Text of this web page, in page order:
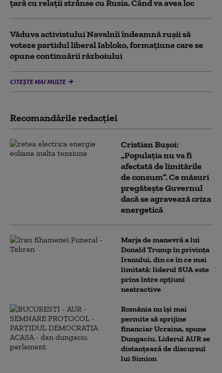
țară cu relații strânse cu Rusia. Când va avea loc
Văduva activistului Navalnîi îndeamnă ruşii să
voteze partidul liberal Iabloko, formațiune care se
opune continuării războiului
CITEȘTE MAI MULTE
Recomandările redacţiei
Cristian Bușoi:
„Populația nu va fi
afectată de limitările
de consum”. Ce măsuri
pregătește Guvernul
dacă se agravează criza
energetică
Marja de manevră a lui
Donald Trump în privința
Iranului, din ce în ce mai
limitată: liderul SUA este
prins între opțiuni
neatractive
România nu își mai
permite să sprijine
financiar Ucraina, spune
Dungaciu. Liderul AUR se
distanțează de discursul
lui Simion